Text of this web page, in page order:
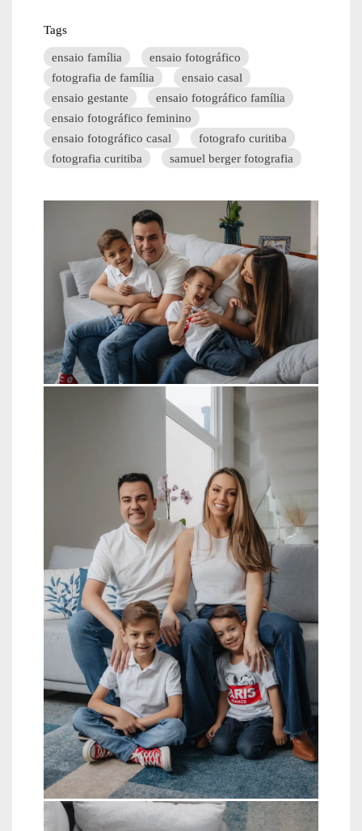
Tags
ensaio família
ensaio fotográfico
fotografia de família
ensaio casal
ensaio gestante
ensaio fotográfico família
ensaio fotográfico feminino
ensaio fotográfico casal
fotografo curitiba
fotografia curitiba
samuel berger fotografia